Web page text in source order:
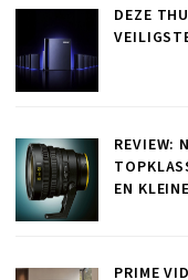
DEZE
REVIEW:
EN
PRIME